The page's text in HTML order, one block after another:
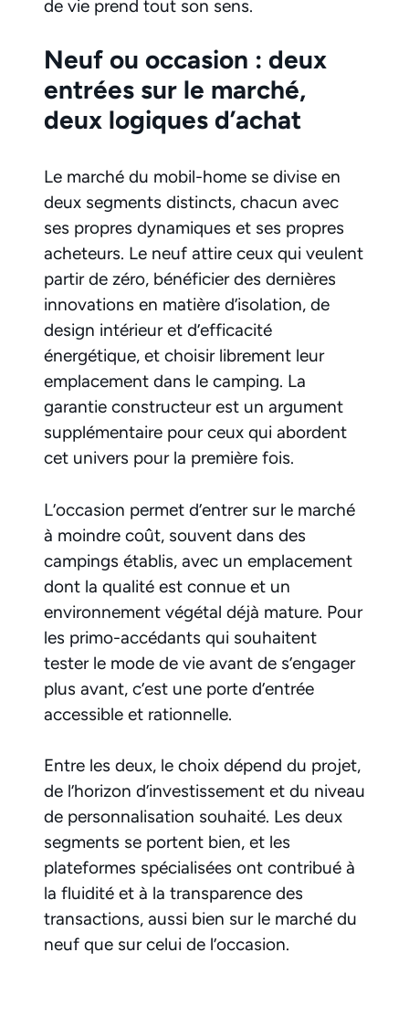
de vie prend tout son sens.
Neuf ou occasion : deux
entrées sur le marché,
deux logiques d’achat
Le marché du mobil-home se divise en
deux segments distincts, chacun avec
ses propres dynamiques et ses propres
acheteurs. Le neuf attire ceux qui veulent
partir de zéro, bénéficier des dernières
innovations en matière d’isolation, de
design intérieur et d’efficacité
énergétique, et choisir librement leur
emplacement dans le camping. La
garantie constructeur est un argument
supplémentaire pour ceux qui abordent
cet univers pour la première fois.
L’occasion permet d’entrer sur le marché
à moindre coût, souvent dans des
campings établis, avec un emplacement
dont la qualité est connue et un
environnement végétal déjà mature. Pour
les primo-accédants qui souhaitent
tester le mode de vie avant de s’engager
plus avant, c’est une porte d’entrée
accessible et rationnelle.
Entre les deux, le choix dépend du projet,
de l’horizon d’investissement et du niveau
de personnalisation souhaité. Les deux
segments se portent bien, et les
plateformes spécialisées ont contribué à
la fluidité et à la transparence des
transactions, aussi bien sur le marché du
neuf que sur celui de l’occasion.